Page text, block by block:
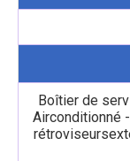
Boîtier de
Airconditionné